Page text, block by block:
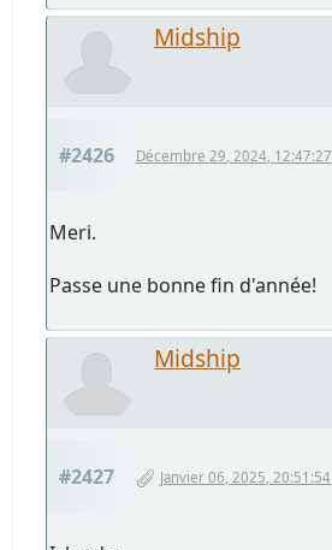
Midship
#2426 Décembre 29, 2024, 12:47:27
Meri.
Passe une bonne fin d'année!
Midship
#2427 Janvier 06, 2025, 20:51:54